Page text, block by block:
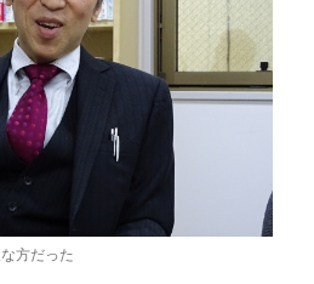
方だった